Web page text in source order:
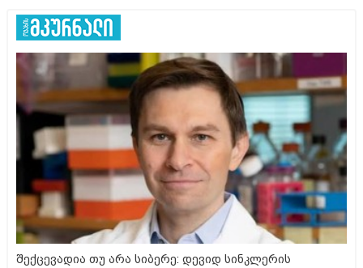
შექცევადია თუ არა სიბერე: დევიდ სინკლერის